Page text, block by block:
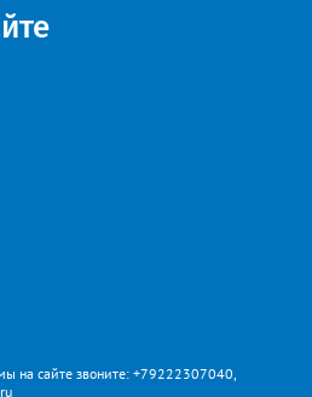
на сайте звоните: +79222307040,